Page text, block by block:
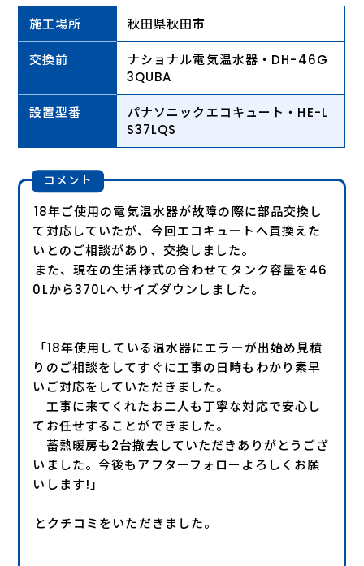
施工場所 秋田県秋田市
交換前
ナショナル電気温水器・DH-46G
3QUBA
設置型番
パナソニックエコキュート・HE-L
S37LQS
コメント
18年ご使用の電気温水器が故障の際に部品交換し
て対応していたが、今回エコキュートへ買換えた
いとのご相談があり、交換しました。
また、現在の生活様式の合わせてタンク容量を46
0Lから370Lへサイズダウンしました。
「18年使用している温水器にエラーが出始め見積
りのご相談をしてすぐに工事の日時もわかり素早
いご対応をしていただきました。
工事に来てくれたお二人も丁寧な対応で安心し
てお任せすることができました。
蓄熱暖房も2台撤去していただきありがとうござ
いました。今後もアフターフォローよろしくお願
いします!」
とクチコミをいただきました。